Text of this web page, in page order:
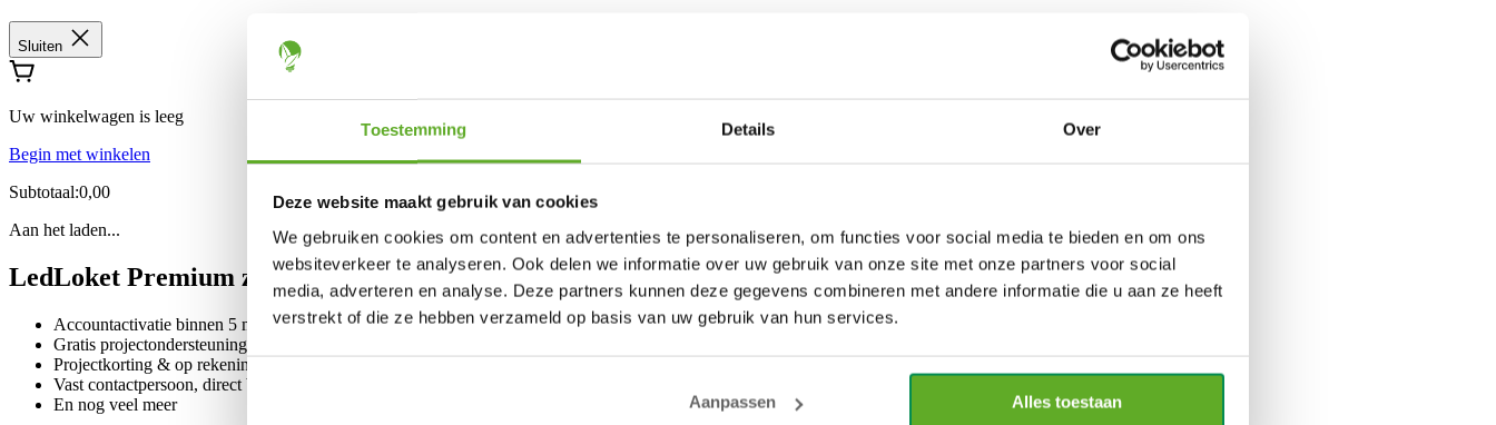
Toestemming Details Over
Deze website maakt gebruik van cookies
We gebruiken cookies om content en advertenties te personaliseren, om functies voor social media te bieden en om ons
websiteverkeer te analyseren. Ook delen we informatie over uw gebruik van onze site met onze partners voor social
media, adverteren en analyse. Deze partners kunnen deze gegevens combineren met andere informatie die u aan ze heeft
verstrekt of die ze hebben verzameld op basis van uw gebruik van hun services.
Aanpassen Alles toestaan
Sluiten
Uw winkelwagen is leeg
Begin met winkelen
Subtotaal:0,00
Aan het laden...
LedLoket Premium zakelijk klant worden?
Accountactivatie binnen 5 minuten, tijdens openingstijden
Gratis projectondersteuning (advies, controle & lichtplan)
Projectkorting & op rekening bestellen
Vast contactpersoon, direct bereikbaar
En nog veel meer